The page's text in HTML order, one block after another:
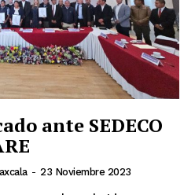
ante SEDECO
- 23 Noviembre 2023